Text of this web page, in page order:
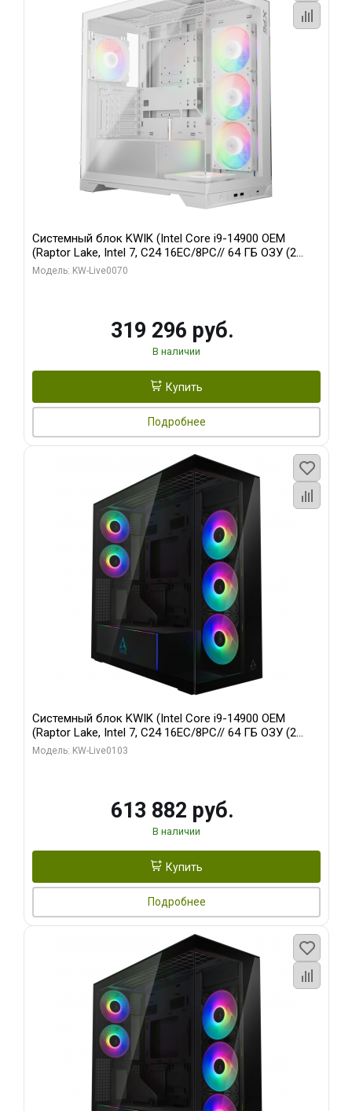
Системный блок KWIK (Intel Core i9-14900 OEM
(Raptor Lake, Intel 7, C24 16EC/8PC// 64 ГБ ОЗУ (2
модуля)/ Gigabyte RTX5080 XTREME WATERFORCE
Модель: KW-Live0070
319 296 руб.
В наличии
Купить
Подробнее
Системный блок KWIK (Intel Core i9-14900 OEM
(Raptor Lake, Intel 7, C24 16EC/8PC// 64 ГБ ОЗУ (2
модуля)/ Afox RTX4090 24GB GDDR6X 384-Bit 3xDP
Модель: KW-Live0103
613 882 руб.
В наличии
Купить
Подробнее